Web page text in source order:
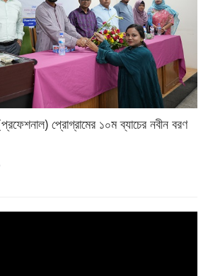
(প্রফেশনাল) প্রোগ্রামের ১০ম ব্যাচের নবীন বরণ